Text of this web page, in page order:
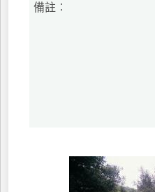
備註︰